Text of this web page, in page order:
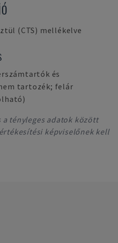
(CTS) mellékelve
és
tartozék; felár
tényleges adatok között
képviselőnek kell